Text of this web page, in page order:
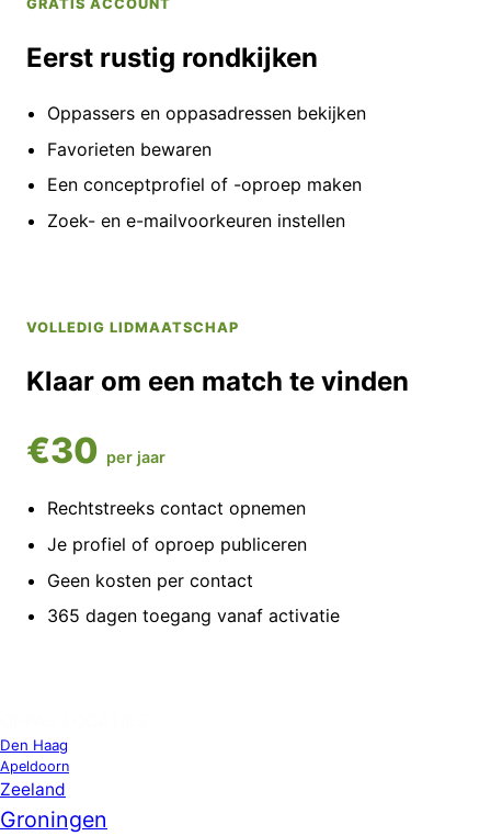
GRATIS ACCOUNT
Eerst rustig rondkijken
Oppassers en oppasadressen bekijken
Favorieten bewaren
Een conceptprofiel of -oproep maken
Zoek- en e-mailvoorkeuren instellen
VOLLEDIG LIDMAATSCHAP
Klaar om een match te vinden
€30 per jaar
Rechtstreeks contact opnemen
Je profiel of oproep publiceren
Geen kosten per contact
365 dagen toegang vanaf activatie
Den Haag
Apeldoorn
Zeeland
Groningen